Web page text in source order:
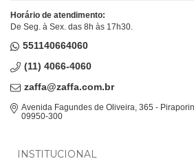
Horário de atendimento:
De Seg. à Sex. das 8h às 17h30.
551140664060
(11) 4066-4060
zaffa@zaffa.com.br
Avenida Fagundes de Oliveira, 365 -
09950-300
INSTITUCIONAL